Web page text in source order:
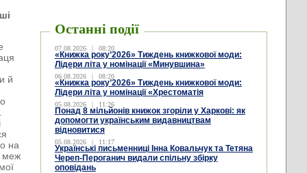
й
на
меж
Останні події
07.08.2026 | 08:20
«Книжка року’2026» Тиждень книжкової моди:
Лідери літа у номінації «Минувшина»
06.08.2026 | 08:20
«Книжка року’2026» Тиждень книжкової моди:
Лідери літа у номінації «Хрестоматія
05.08.2026 | 11:26
Понад 8 мільйонів книжок згоріли у Харкові: як
допомогти українським видавництвам
відновитися
05.08.2026 | 11:17
Українські письменниці Інна Ковальчук та Тетяна
Череп-Пероганич видали спільну збірку
оповідань